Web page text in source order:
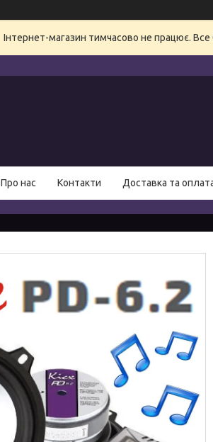
Інтернет-магазин тимчасово не працює. Все
Про нас Контакти Доставка та